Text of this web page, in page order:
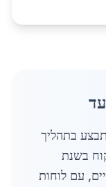
בתהליך
בשנת
עיקריים, עם לוחות